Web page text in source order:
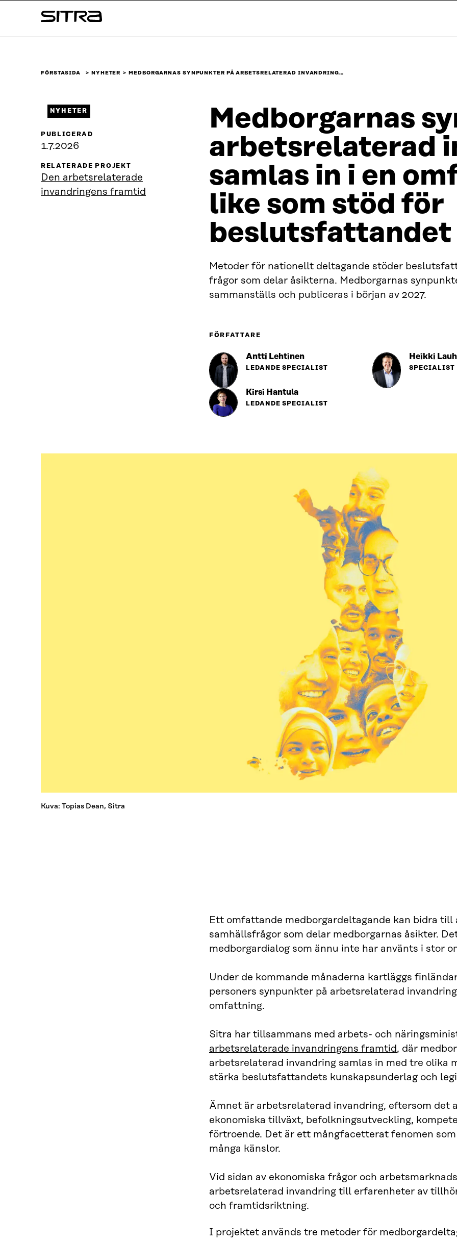
↓
Sitra
FÖRSTASIDA NYHETER MEDBORGARNAS SYNPUNKTER PÅ ARBETSRELATERAD INVANDRING…
Medborgarnas
arbetsrelaterad
samlas in i en
like som stöd för
beslutsfattandet
Metoder för nationellt deltagande stöder
frågor som delar åsikterna. Medborgarnas
sammanställs och publiceras i början av 2027.
FÖRFATTARE
Antti Lehtinen
LEDANDE SPECIALIST
Heikki
SPECIALIST
Kirsi Hantula
LEDANDE SPECIALIST
NYHETER
PUBLICERAD
1.7.2026
RELATERADE PROJEKT
Den arbetsrelaterade
invandringens framtid
Kuva: Topias Dean, Sitra
Ett omfattande medborgardeltagande kan bidra till
samhällsfrågor som delar medborgarnas åsikter.
medborgardialog som ännu inte har använts i stor
Under de kommande månaderna kartläggs
personers synpunkter på arbetsrelaterad
omfattning.
Sitra har tillsammans med arbets- och
arbetsrelaterade invandringens framtid, där
arbetsrelaterad invandring samlas in med tre olika
stärka beslutsfattandets kunskapsunderlag och
Ämnet är arbetsrelaterad invandring, eftersom det
ekonomiska tillväxt, befolkningsutveckling,
förtroende. Det är ett mångfacetterat fenomen
många känslor.
Vid sidan av ekonomiska frågor och
arbetsrelaterad invandring till erfarenheter av
och framtidsriktning.
I projektet används tre metoder för